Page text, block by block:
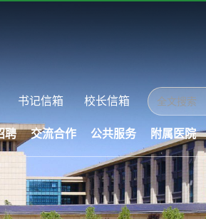
书记信箱 校长信箱
聘 交流合作 公共服务 附属医院